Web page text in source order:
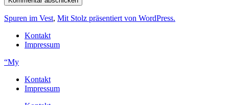
Spuren im Vest, Mit Stolz präsentiert von WordPress.
Kontakt
Impressum
“My
Kontakt
Impressum